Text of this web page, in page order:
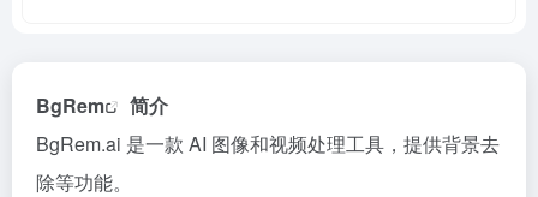
BgRem
简介
BgRem.ai 是一款 AI 图像和视频处理工具，提供背景去
除等功能。